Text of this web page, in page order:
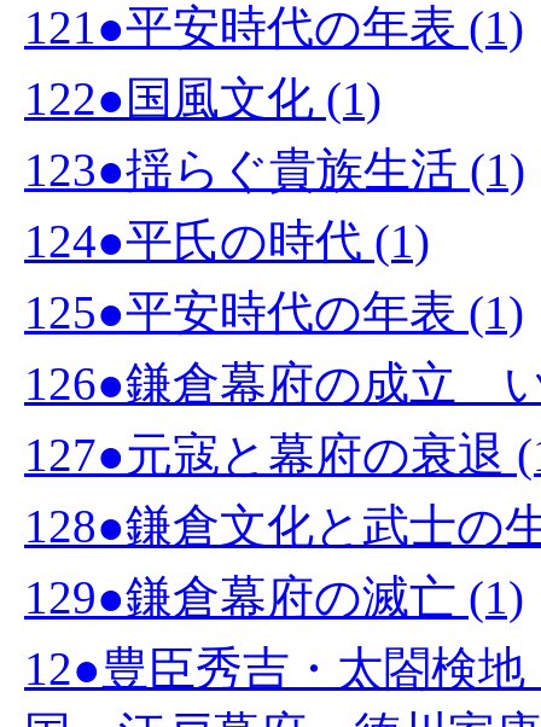
121●平安時代の年表 (1)
122●国風文化 (1)
123●揺らぐ貴族生活 (1)
124●平氏の時代 (1)
125●平安時代の年表 (1)
126●鎌倉幕府の成立
127●元寇と幕府の衰退
128●鎌倉文化と武士の
129●鎌倉幕府の滅亡 (1)
12●豊臣秀吉・太閤検